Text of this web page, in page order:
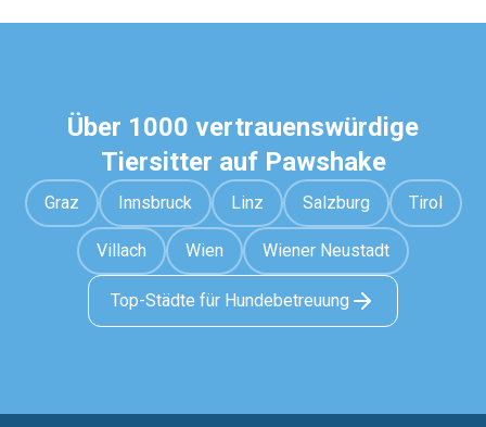
Über 1000 vertrauenswürdige
Tiersitter auf Pawshake
Graz Innsbruck Linz Salzburg Tirol
Villach Wien Wiener Neustadt
Top-Städte für Hundebetreuung